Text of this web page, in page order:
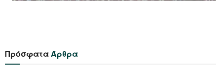
ΠρόσφαταΆρθρα